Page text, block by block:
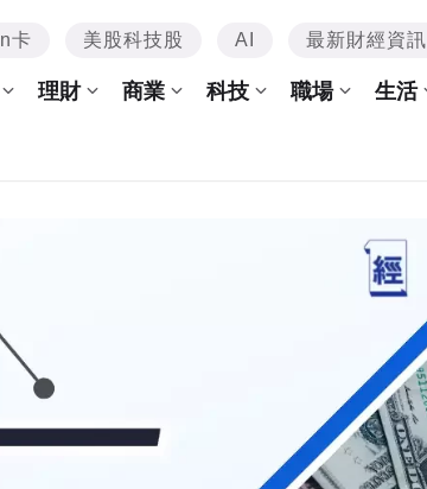
卡 美股科技股 AI 最新財經資訊
理財 商業 科技 職場 生活